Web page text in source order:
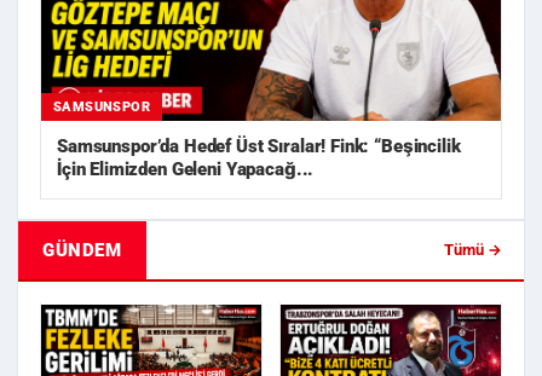
SAMSUNSPOR
Samsunspor’da Hedef Üst Sıralar! Fink: “Beşincilik
İçin Elimizden Geleni Yapacağ...
GÜNDEM Tümü →